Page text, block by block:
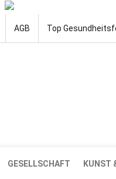
AGB Top
GESELLSCHAFT KUNST